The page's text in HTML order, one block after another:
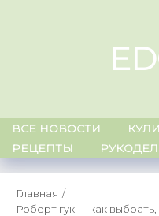
ВСЕ НОВОСТИ
РЕЦЕПТЫ
Главная
Роберт гук — как